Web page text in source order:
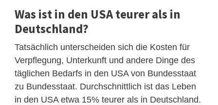
Was ist in den USA teurer als in
Deutschland?
Tatsächlich unterscheiden sich die Kosten für
Verpflegung, Unterkunft und andere Dinge des
täglichen Bedarfs in den USA von Bundesstaat
zu Bundesstaat. Durchschnittlich ist das Leben
in den USA etwa 15% teurer als in Deutschland.